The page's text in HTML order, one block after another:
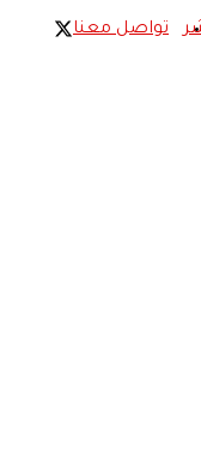
تواصل معنا